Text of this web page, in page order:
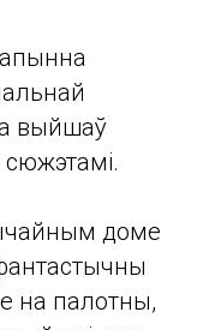
выйшаў
доме
на палотны,